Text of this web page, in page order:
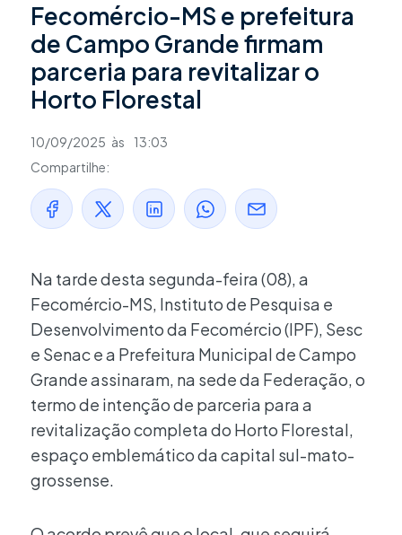
Fecomércio-MS e prefeitura
de Campo Grande firmam
parceria para revitalizar o
Horto Florestal
10/09/2025 às
13:03
Compartilhe:
Na tarde desta segunda-feira (08), a
Fecomércio-MS, Instituto de Pesquisa e
Desenvolvimento da Fecomércio (IPF), Sesc
e Senac e a Prefeitura Municipal de Campo
Grande assinaram, na sede da Federação, o
termo de intenção de parceria para a
revitalização completa do Horto Florestal,
espaço emblemático da capital sul-mato-
grossense.